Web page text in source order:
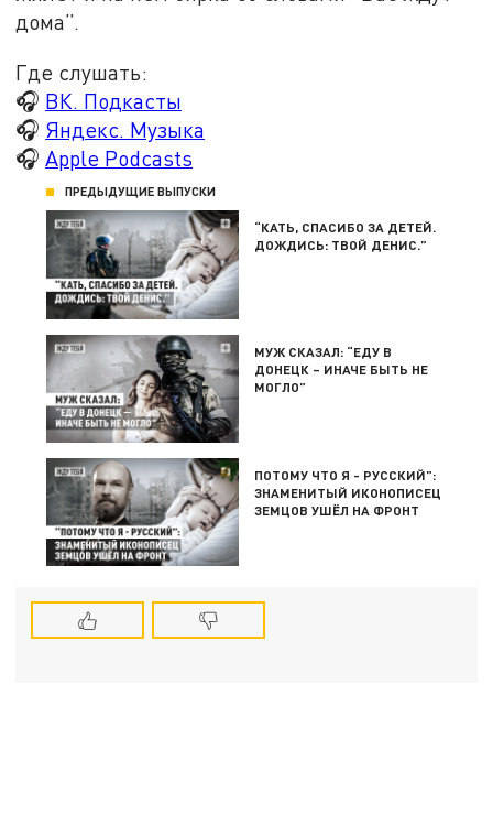
дома”.
Где слушать:
🎧 ВК. Подкасты
🎧 Яндекс. Музыка
🎧 Apple Podcasts
ПРЕДЫДУЩИЕ ВЫПУСКИ
“КАТЬ, СПАСИБО ЗА ДЕТЕЙ.
ДОЖДИСЬ: ТВОЙ ДЕНИС.”
МУЖ СКАЗАЛ: “ЕДУ В
ДОНЕЦК – ИНАЧЕ БЫТЬ НЕ
МОГЛО”
ПОТОМУ ЧТО Я - РУССКИЙ”:
ЗНАМЕНИТЫЙ ИКОНОПИСЕЦ
ЗЕМЦОВ УШЁЛ НА ФРОНТ